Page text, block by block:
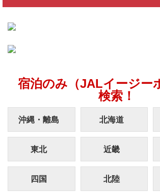
宿泊のみ（JALイージー
検索！
沖縄・離島 北海道
東北 近畿
四国 北陸